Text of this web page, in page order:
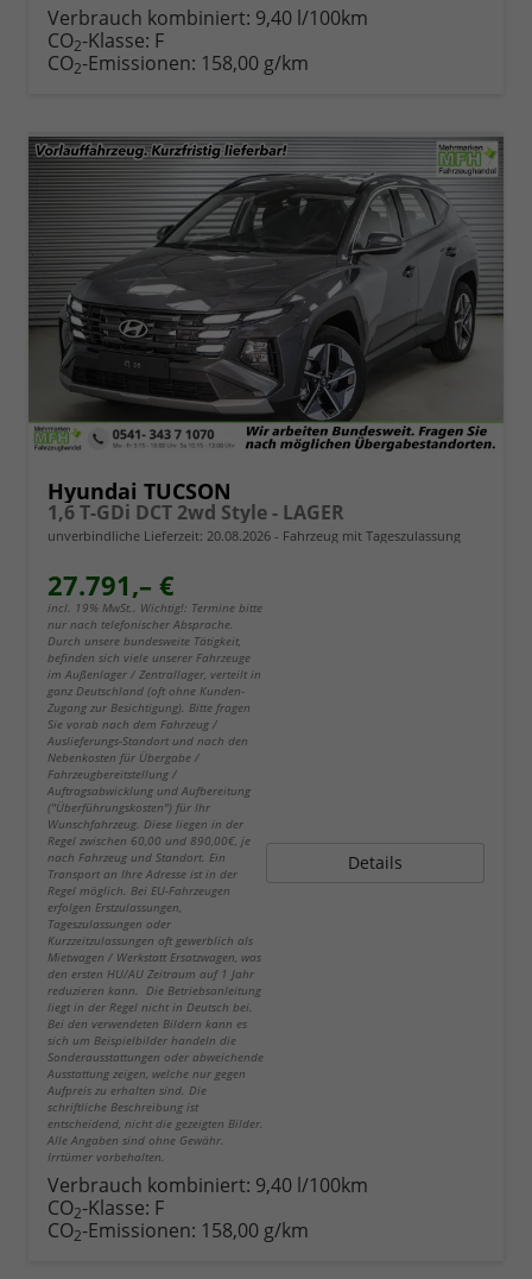
Verbrauch kombiniert: 9,40 l/100km
CO2-Klasse: F
CO2-Emissionen: 158,00 g/km
Hyundai TUCSON
1,6 T-GDi DCT 2wd Style - LAGER
unverbindliche Lieferzeit: 20.08.2026 Fahrzeug mit Tageszulassung
27.791,– €
incl. 19% MwSt.. Wichtig!: Termine bitte
nur nach telefonischer Absprache.
Durch unsere bundesweite Tätigkeit,
befinden sich viele unserer Fahrzeuge
im Außenlager / Zentrallager, verteilt in
ganz Deutschland (oft ohne Kunden-
Zugang zur Besichtigung). Bitte fragen
Sie vorab nach dem Fahrzeug /
Auslieferungs-Standort und nach den
Nebenkosten für Übergabe /
Fahrzeugbereitstellung /
Auftragsabwicklung und Aufbereitung
("Überführungskosten") für Ihr
Wunschfahrzeug. Diese liegen in der
Regel zwischen 60,00 und 890,00€, je
nach Fahrzeug und Standort. Ein
Transport an Ihre Adresse ist in der
Regel möglich. Bei EU-Fahrzeugen
erfolgen Erstzulassungen,
Tageszulassungen oder
Kurzzeitzulassungen oft gewerblich als
Mietwagen / Werkstatt Ersatzwagen, was
den ersten HU/AU Zeitraum auf 1 Jahr
reduzieren kann. Die Betriebsanleitung
liegt in der Regel nicht in Deutsch bei.
Bei den verwendeten Bildern kann es
sich um Beispielbilder handeln die
Sonderausstattungen oder abweichende
Ausstattung zeigen, welche nur gegen
Aufpreis zu erhalten sind. Die
schriftliche Beschreibung ist
entscheidend, nicht die gezeigten Bilder.
Alle Angaben sind ohne Gewähr.
Irrtümer vorbehalten.
Details
Verbrauch kombiniert: 9,40 l/100km
CO2-Klasse: F
CO2-Emissionen: 158,00 g/km